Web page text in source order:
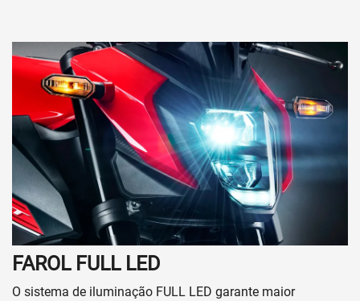
FAROL FULL LED
O sistema de iluminação FULL LED garante maior